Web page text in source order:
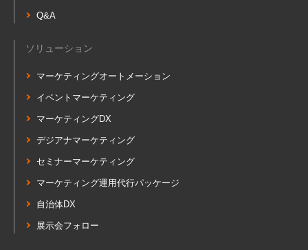
Q&A
ソリューション
マーケティングオートメーション
イベントマーケティング
マーケティングDX
デジアナマーケティング
セミナーマーケティング
マーケティング運用代行パッケージ
自治体DX
展示会フォロー